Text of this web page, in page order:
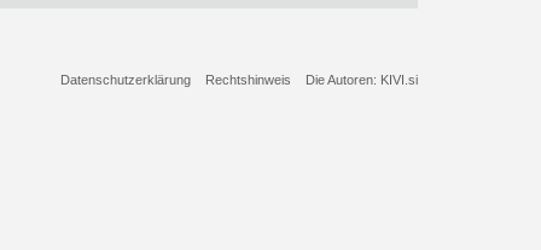
Datenschutzerklärung Rechtshinweis Die Autoren: KIVI.si